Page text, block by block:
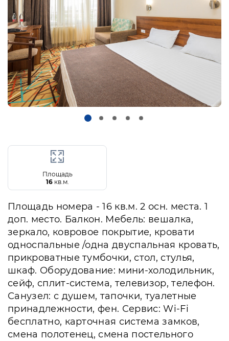
Площадь
16кв.м.
Площадь номера - 16 кв.м. 2 осн. места. 1
доп. место. Балкон. Мебель: вешалка,
зеркало, ковровое покрытие, кровати
односпальные /одна двуспальная кровать,
прикроватные тумбочки, стол, стулья,
шкаф. Оборудование: мини-холодильник,
сейф, сплит-система, телевизор, телефон.
Санузел: с душем, тапочки, туалетные
принадлежности, фен. Сервис: Wi-Fi
бесплатно, карточная система замков,
смена полотенец, смена постельного